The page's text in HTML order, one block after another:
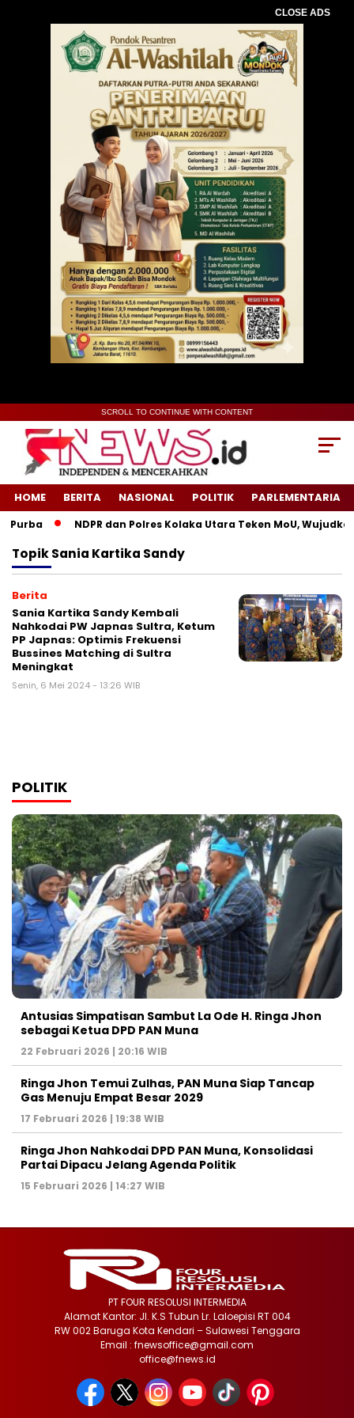
CLOSE ADS
SCROLL TO CONTINUE WITH CONTENT
HOME BERITA NASIONAL POLITIK PARLEMENTARIA
NDPR dan Polres Kolaka Utara Teken MoU,
TopikSania Kartika Sandy
Berita
Sania Kartika Sandy Kembali
Nahkodai PW Japnas Sultra, Ketum
PP Japnas: Optimis Frekuensi
Bussines Matching di Sultra
Meningkat
Senin, 6 Mei 2024 - 13:26 WIB
POLITIK
Antusias Simpatisan Sambut La Ode H. Ringa Jhon
sebagai Ketua DPD PAN Muna
22 Februari 2026 | 20:16 WIB
Ringa Jhon Temui Zulhas, PAN Muna Siap Tancap
Gas Menuju Empat Besar 2029
17 Februari 2026 | 19:38 WIB
Ringa Jhon Nahkodai DPD PAN Muna, Konsolidasi
Partai Dipacu Jelang Agenda Politik
15 Februari 2026 | 14:27 WIB
PT FOUR RESOLUSI INTERMEDIA
Alamat Kantor: Jl. K.S Tubun Lr. Laloepisi RT 004
RW 002 Baruga Kota Kendari – Sulawesi Tenggara
Email : fnewsoffice@gmail.com
office@fnews.id